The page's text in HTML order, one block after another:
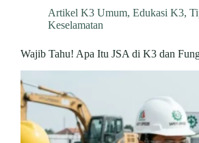
Artikel K3 Umum, Edukasi K3,
Keselamatan
Wajib Tahu! Apa Itu JSA di K3 dan